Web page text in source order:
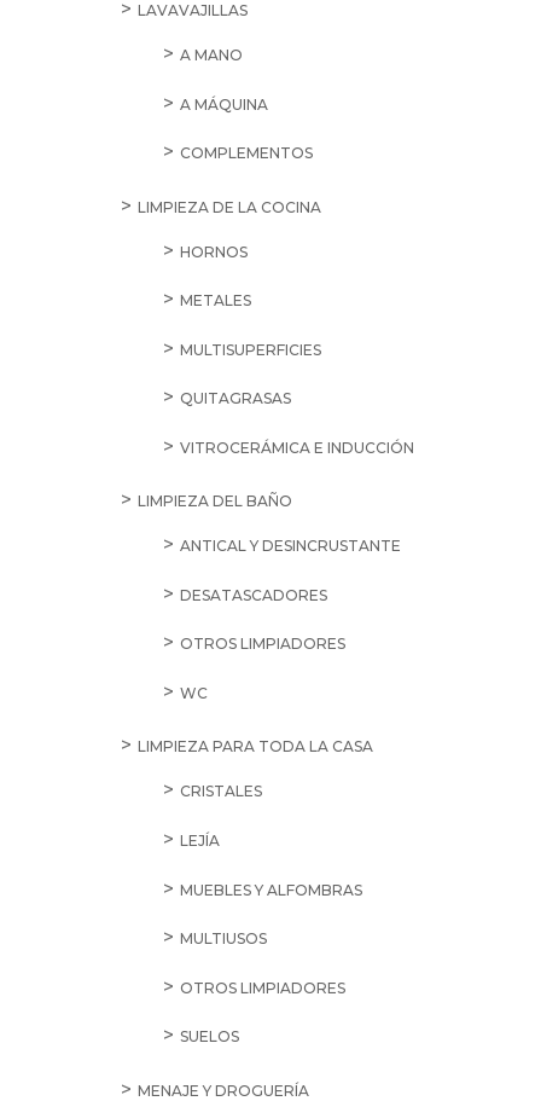
LAVAVAJILLAS
A MANO
A MÁQUINA
COMPLEMENTOS
LIMPIEZA DE LA COCINA
HORNOS
METALES
MULTISUPERFICIES
QUITAGRASAS
VITROCERÁMICA E INDUCCIÓN
LIMPIEZA DEL BAÑO
ANTICAL Y DESINCRUSTANTE
DESATASCADORES
OTROS LIMPIADORES
WC
LIMPIEZA PARA TODA LA CASA
CRISTALES
LEJÍA
MUEBLES Y ALFOMBRAS
MULTIUSOS
OTROS LIMPIADORES
SUELOS
MENAJE Y DROGUERÍA